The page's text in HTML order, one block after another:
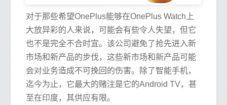
对于那些希望OnePlus能够在OnePlus Watch上
大放异彩的人来说，可能会有些令人失望，但它
也不是完全不合时宜。该公司避免了抢先进入新
市场和新产品的步伐，这些新市场和新产品可能
会对业务造成不可挽回的伤害。除了智能手机，
迄今为止，它最大的赌注是它的Android TV，甚
至在印度，其供应有限。